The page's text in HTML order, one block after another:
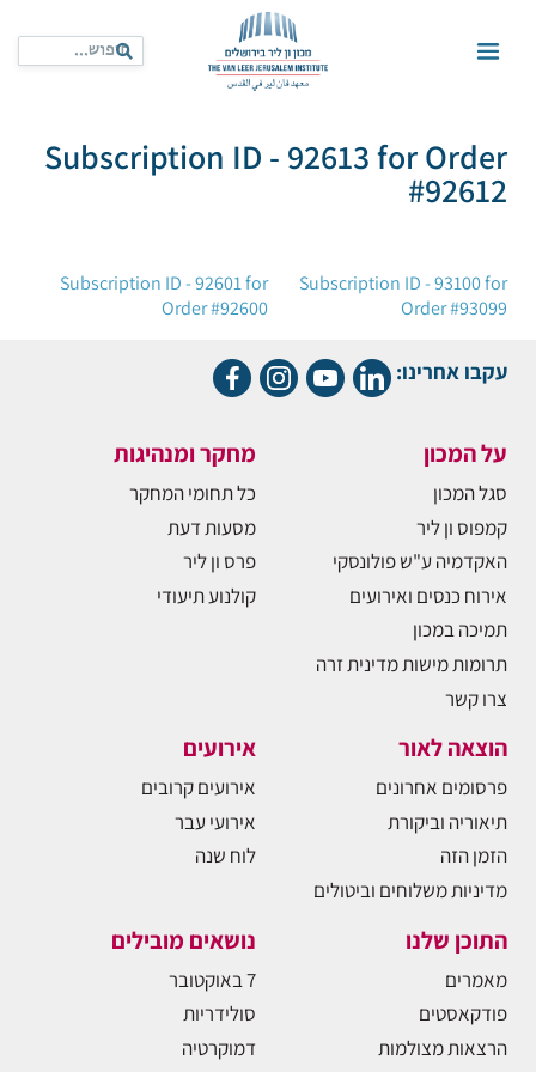
Subscription ID - 92613 for Order
#92612
ניווט
Subscription ID - 92601 for
Order #92600
Subscription ID - 93100 for
Order #93099
עקבו אחרינו:
על המכון
סגל המכון
קמפוס ון ליר
האקדמיה ע"ש פולונסקי
אירוח כנסים ואירועים
תמיכה במכון
תרומות מישות מדינית זרה
צרו קשר
מחקר ומנהיגות
כל תחומי המחקר
מסעות דעת
פרס ון ליר
קולנוע תיעודי
הוצאה לאור
פרסומים אחרונים
תיאוריה וביקורת
הזמן הזה
מדיניות משלוחים וביטולים
אירועים
אירועים קרובים
אירועי עבר
לוח שנה
התוכן שלנו
מאמרים
פודקאסטים
הרצאות מצולמות
נושאים מובילים
7 באוקטובר
סולידריות
דמוקרטיה